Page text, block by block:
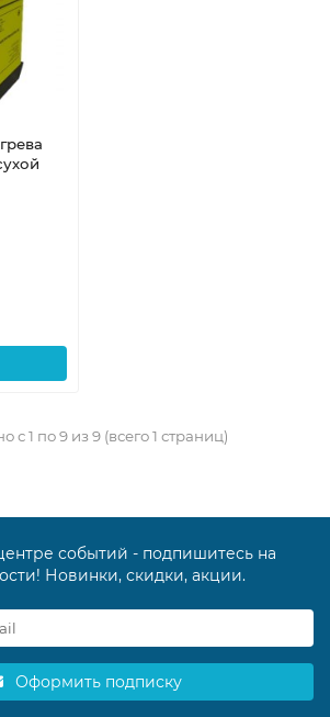
с 1 по 9 из 9 (всего 1 страниц)
событий - подпишитесь на
Новинки, скидки, акции.
Оформить подписку